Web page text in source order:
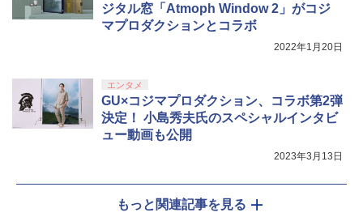
ジタル窓「Atmoph Window 2」がコジ
マプロダクションとコラボ
2022年1月20日
エンタメ
GU×コジマプロダクション、コラボ第2弾
決定！ 小島秀夫氏のスペシャルインタビ
ュー動画も公開
2023年3月13日
もっと関連記事を見る